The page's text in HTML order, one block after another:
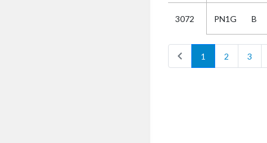
3072 PN1G B
chevron_left 1 2 3